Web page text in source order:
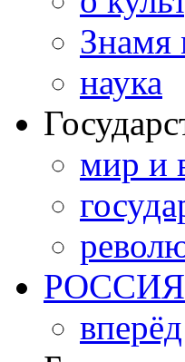
Знамя
наука
мир и
РОССИЯ